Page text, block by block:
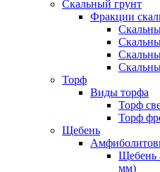
Скальный грунт
Фракции
Торф
Виды торфа
Торф
Торф
Щебень
Щебень
мм)